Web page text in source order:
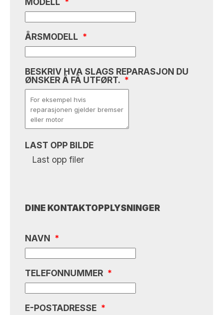
ÅRSMODELL *
BESKRIV HVA SLAGS REPARASJON DU
ØNSKER Å FÅ UTFØRT. *
LAST OPP BILDE
Last opp filer
DINE KONTAKTOPPLYSNINGER
NAVN *
TELEFONNUMMER *
E-POSTADRESSE *